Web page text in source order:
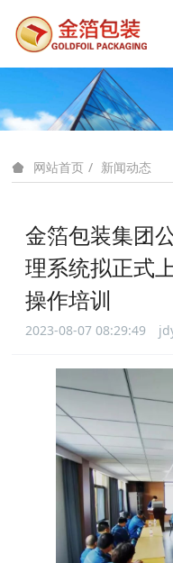
网站首页 新闻动态
金箔包装集团
理系统拟正式
操作培训
2023-08-07 08:29:49